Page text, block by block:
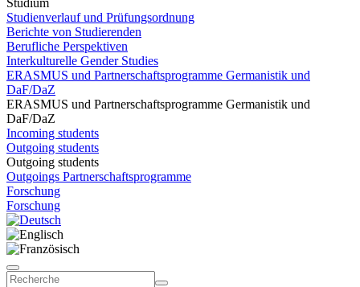
Studium
Studienverlauf und Prüfungsordnung
Berichte von Studierenden
Berufliche Perspektiven
Interkulturelle Gender Studies
ERASMUS und Partnerschaftsprogramme Germanistik und
DaF/DaZ
ERASMUS und Partnerschaftsprogramme Germanistik und
DaF/DaZ
Incoming students
Outgoing students
Outgoing students
Outgoings Partnerschaftsprogramme
Forschung
Forschung